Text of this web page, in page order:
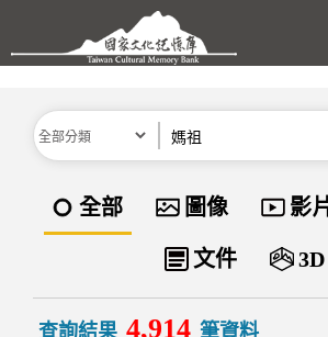
跳到主要內容區塊
分類
資料類型
全部 圖像 影
文件 3D
查詢結果 4,914 筆資料